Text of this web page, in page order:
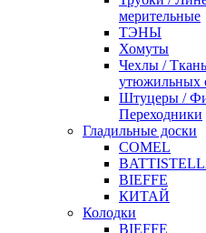
мерительные
ТЭНЫ
Хомуты
Чехлы /
утюжильных
Штуцеры /
Переходники
Гладильные доски
COMEL
BIEFFE
КИТАЙ
Колодки
BIEFFE